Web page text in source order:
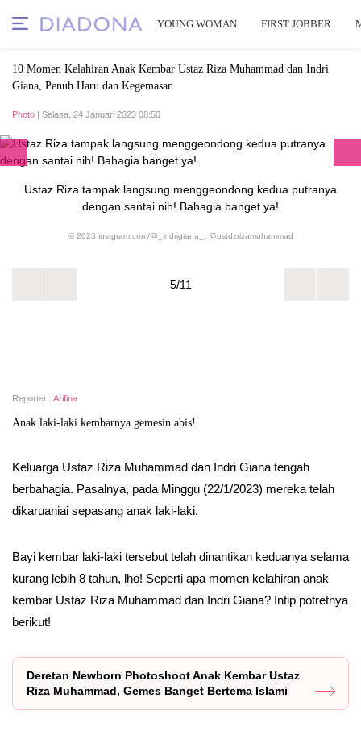
YOUNG WOMAN FIRST JOBBER
10 Momen Kelahiran Anak Kembar Ustaz Riza Muhammad dan Indri
Giana, Penuh Haru dan Kegemasan
Photo | Selasa, 24 Januari 2023 08:50
Ustaz Riza tampak langsung menggeondong kedua putranya
dengan santai nih! Bahagia banget ya!
© 2023 instgram.com/@_indrigiana_, @ustdzrizamuhammad
5/11
Reporter : Arifina
Anak laki-laki kembarnya gemesin abis!
Keluarga Ustaz Riza Muhammad dan Indri Giana tengah
berbahagia. Pasalnya, pada Minggu (22/1/2023) mereka telah
dikaruaniai sepasang anak laki-laki.
Bayi kembar laki-laki tersebut telah dinantikan keduanya selama
kurang lebih 8 tahun, lho! Seperti apa momen kelahiran anak
kembar Ustaz Riza Muhammad dan Indri Giana? Intip potretnya
berikut!
Deretan Newborn Photoshoot Anak Kembar Ustaz
Riza Muhammad, Gemes Banget Bertema Islami